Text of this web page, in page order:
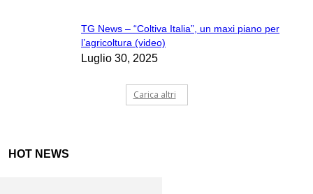
TG News – “Coltiva Italia”, un maxi piano per
l’agricoltura (video)
Luglio 30, 2025
Carica altri
HOT NEWS